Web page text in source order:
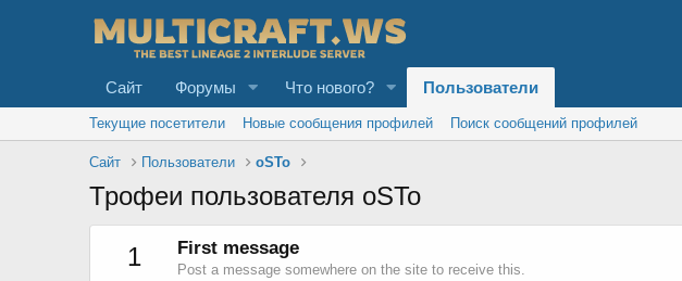
Сайт Форумы Что нового? Пользователи
Текущие посетители Новые сообщения профилей Поиск сообщений профилей
Сайт Пользователи oSTo
Трофеи пользователя oSTo
1 First message
Post a message somewhere on the site to receive this.